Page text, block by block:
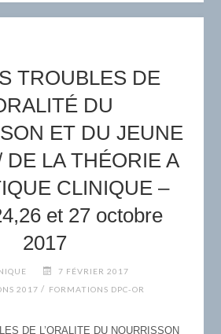
L’ÉCLAIRAGE
DE
GESTION
MENTALE
2,3
ET
TROUBLES DE
DU
ET DU JEUNE
DE LA THÉORIE A
CLINIQUE –
et 27 octobre
2017
7 FÉVRIER 2017
2017 / FORMATIONS DPC-OR
DE L’ORALITE DU NOURRISSON